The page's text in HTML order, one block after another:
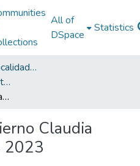
All of
DSpace
Statistics
Distrito Capital - Localidades
Documentos Distrito Capital - Localidades
Programa de Gobierno Claudia Alcaldesa 2020 - 2023
Claudia
2023